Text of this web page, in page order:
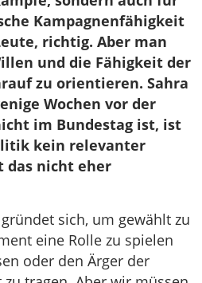
Kampagnenfähigkeit
richtig. Aber man
und die Fähigkeit der
zu orientieren. Sahra
Wochen vor der
im Bundestag ist, ist
kein relevanter
das nicht eher
sich, um gewählt zu
eine Rolle zu spielen
oder den Ärger der